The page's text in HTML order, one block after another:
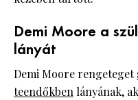
Demi Moore a
lányát
Demi Moore rengeteget
teendőkben lányának,